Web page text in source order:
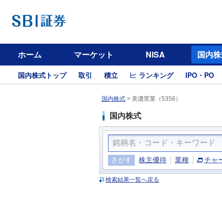
ホーム マーケット NISA 国内
国内株式トップ 取引 積立 ランキング IPO・PO
国内株式 > 美濃窯業（5356）
国内株式
さがす 株主優待 業種 チャ
検索結果一覧へ戻る